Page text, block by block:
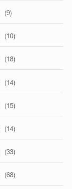
(9)
(10)
(18)
(14)
(15)
(14)
(33)
(68)